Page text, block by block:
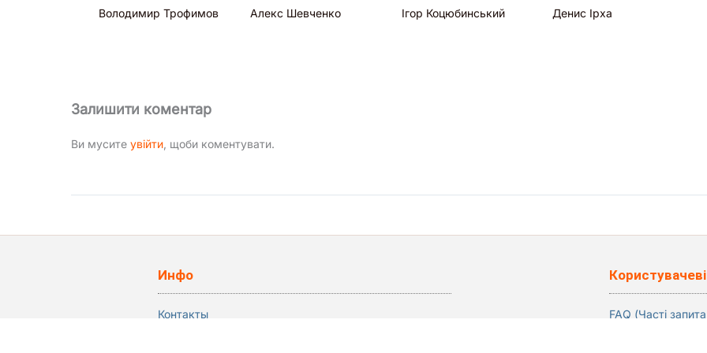
Володимир Трофимов Алекс Шевченко Ігор Коцюбинський Денис Ірха
Залишити коментар
Ви мусите увійти, щоби коментувати.
Инфо
Контакты
Користувачеві
FAQ (Часті